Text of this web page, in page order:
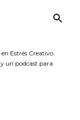
Estrés Creativo.
un podcast para